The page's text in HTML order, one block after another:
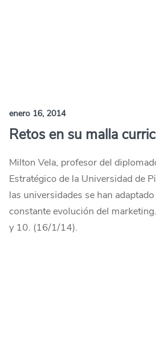
enero 16, 2014
Retos en su malla
Milton Vela, profesor del
Estratégico de la Universidad de
las universidades se han
constante evolución del
y 10. (16/1/14).